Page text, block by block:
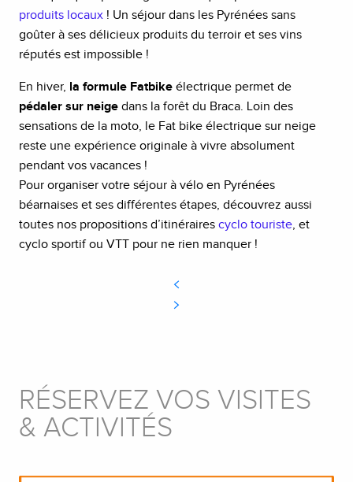
produits locaux ! Un séjour dans les Pyrénées sans
goûter à ses délicieux produits du terroir et ses vins
réputés est impossible !
En hiver, la formule Fatbike électrique permet de
pédaler sur neige dans la forêt du Braca. Loin des
sensations de la moto, le Fat bike électrique sur neige
reste une expérience originale à vivre absolument
pendant vos vacances !
Pour organiser votre séjour à vélo en Pyrénées
béarnaises et ses différentes étapes, découvrez aussi
toutes nos propositions d’itinéraires cyclo touriste, et
cyclo sportif ou VTT pour ne rien manquer !
RÉSERVEZ VOS VISITES
& ACTIVITÉS